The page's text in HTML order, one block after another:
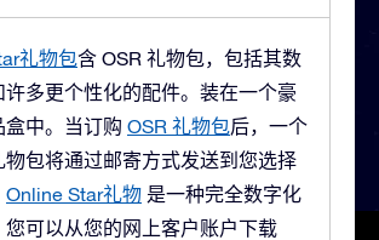
礼物包含 OSR 礼物包，包括其数
许多更个性化的配件。装在一个豪
中。
当订购 OSR 礼物包后，一个
物包将通过邮寄方式发送到您选择
Online Star礼物 是一种完全数字化
您可以从您的网上客户账户下载